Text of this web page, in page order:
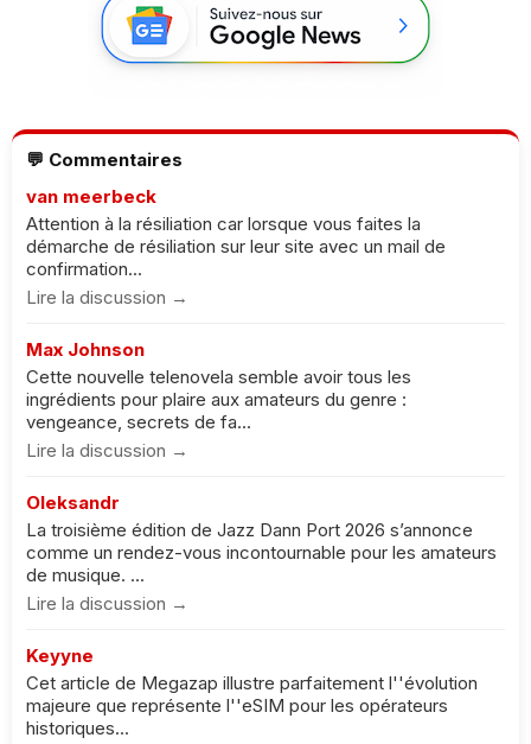
💬 Commentaires
van meerbeck
Attention à la résiliation car lorsque vous faites la
démarche de résiliation sur leur site avec un mail de
confirmation...
Lire la discussion →
Max Johnson
Cette nouvelle telenovela semble avoir tous les
ingrédients pour plaire aux amateurs du genre :
vengeance, secrets de fa...
Lire la discussion →
Oleksandr
La troisième édition de Jazz Dann Port 2026 s’annonce
comme un rendez-vous incontournable pour les amateurs
de musique. ...
Lire la discussion →
Keyyne
Cet article de Megazap illustre parfaitement l''évolution
majeure que représente l''eSIM pour les opérateurs
historiques...